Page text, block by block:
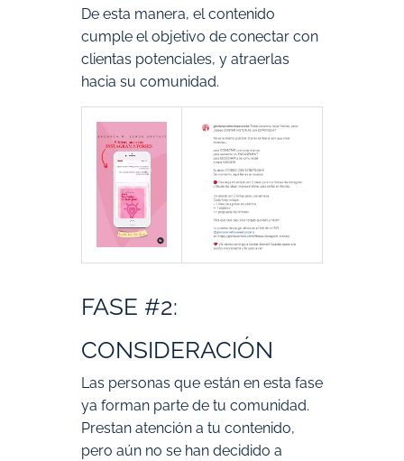
De esta manera, el contenido
cumple el objetivo de conectar con
clientas potenciales, y atraerlas
hacia su comunidad.
FASE #2:
CONSIDERACIÓN
Las personas que están en esta fase
ya forman parte de tu comunidad.
Prestan atención a tu contenido,
pero aún no se han decidido a